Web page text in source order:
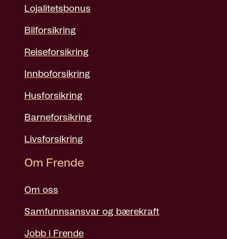
Lojalitetsbonus
Bilforsikring
Reiseforsikring
Innboforsikring
Husforsikring
Barneforsikring
Livsforsikring
Om Frende
Om oss
Samfunnsansvar og bærekraft
Jobb i Frende